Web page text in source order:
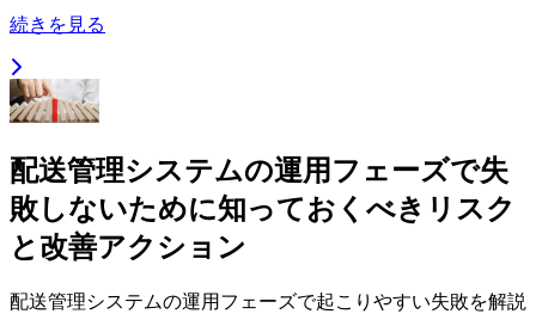
続きを見る
配送管理システムの運用フェーズで失
敗しないために知っておくべきリスク
と改善アクション
配送管理システムの運用フェーズで起こりやすい失敗を解説